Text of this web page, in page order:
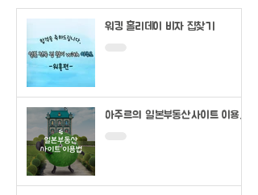
워킹 홀리데이 비자 집찾기
아주르의 일본부동산사이트 이용법